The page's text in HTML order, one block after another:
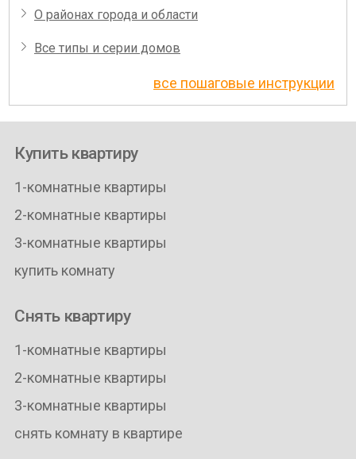
О районах города и области
Все типы и серии домов
все пошаговые инструкции
Купить квартиру
1-комнатные квартиры
2-комнатные квартиры
3-комнатные квартиры
купить комнату
Снять квартиру
1-комнатные квартиры
2-комнатные квартиры
3-комнатные квартиры
снять комнату в квартире